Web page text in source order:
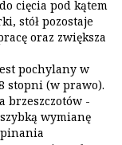
cięcia pod kątem
stół pozostaje
oraz zwiększa
pochylany w
stopni (w prawo).
brzeszczotów -
wymianę